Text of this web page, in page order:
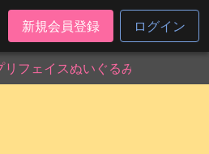
新規会員登録 ログイン
フェイスぬいぐるみvol.3